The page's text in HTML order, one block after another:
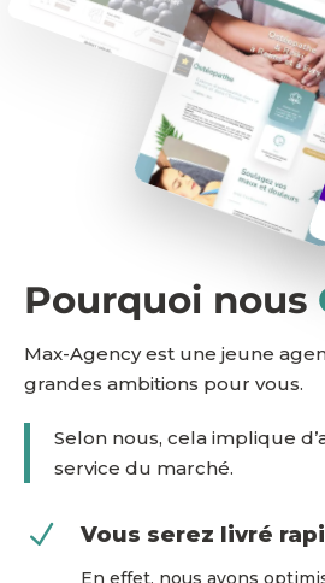
Pourquoi nous
Max-Agency est une jeune
grandes ambitions pour vous.
Selon nous, cela implique
service du marché.
N Vous serez livré
En effet, nous avons